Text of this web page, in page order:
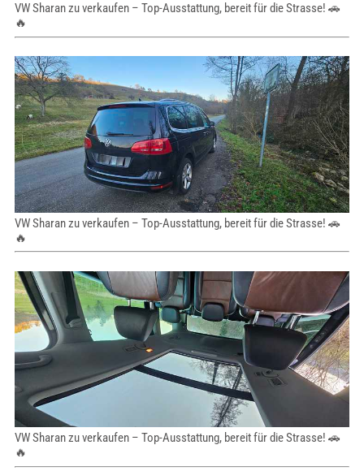
VW Sharan zu verkaufen – Top-Ausstattung, bereit für die Strasse! 🚗
🔥
VW Sharan zu verkaufen – Top-Ausstattung, bereit für die Strasse! 🚗
🔥
VW Sharan zu verkaufen – Top-Ausstattung, bereit für die Strasse! 🚗
🔥